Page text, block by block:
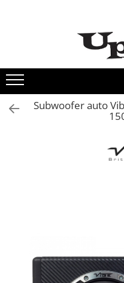
Aplice si Pendule
Electrocasnice Mici
Audio & Video
Subwoofer auto